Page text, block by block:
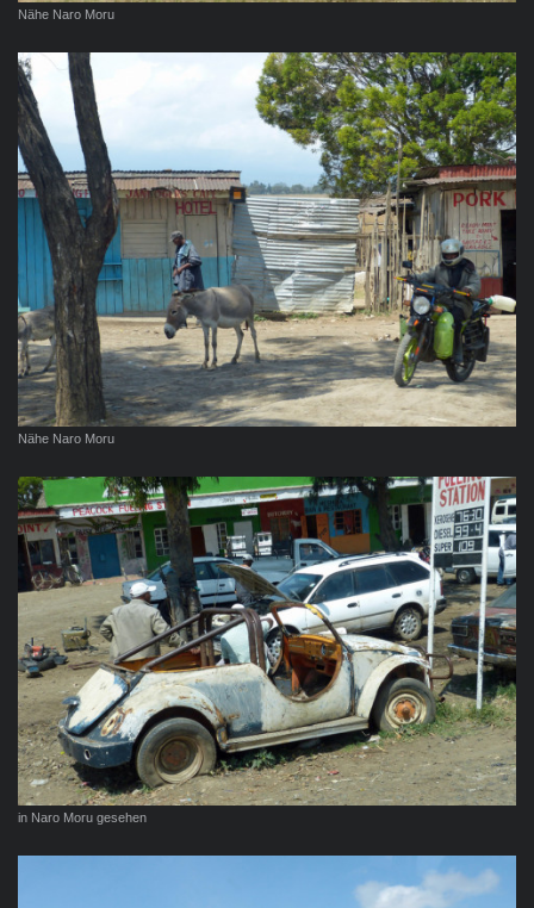
Nähe Naro Moru
Nähe Naro Moru
in Naro Moru gesehen